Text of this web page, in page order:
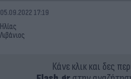
Ηλίας
Λιβάνιος
05.09.2022 17:19
Κάνε κλικ και δες